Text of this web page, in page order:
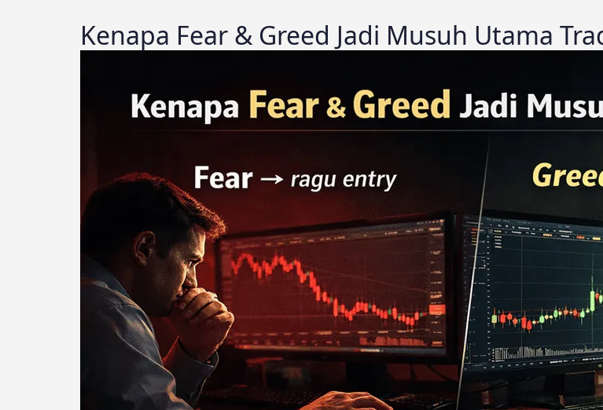
Kenapa Fear & Greed Jadi Musuh Utama